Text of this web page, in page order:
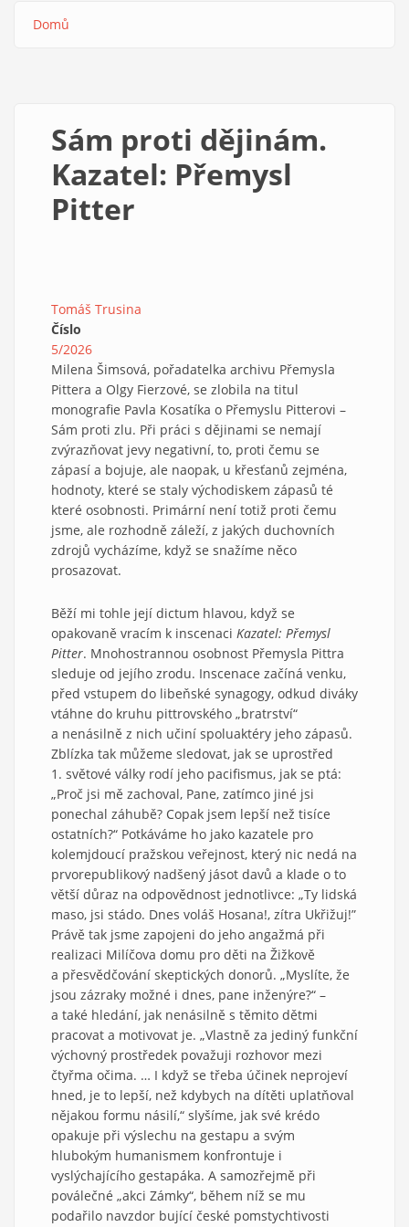
Domů
Sám proti dějinám.
Kazatel: Přemysl
Pitter
Tomáš Trusina
Číslo
5/2026
Milena Šimsová, pořadatelka archivu Přemysla
Pittera a Olgy Fierzové, se zlobila na titul
monografie Pavla Kosatíka o Přemyslu Pitterovi –
Sám proti zlu. Při práci s dějinami se nemají
zvýrazňovat jevy negativní, to, proti čemu se
zápasí a bojuje, ale naopak, u křesťanů zejména,
hodnoty, které se staly východiskem zápasů té
které osobnosti. Primární není totiž proti čemu
jsme, ale rozhodně záleží, z jakých duchovních
zdrojů vycházíme, když se snažíme něco
prosazovat.
Běží mi tohle její dictum hlavou, když se
opakovaně vracím k inscenaci Kazatel: Přemysl
Pitter. Mnohostrannou osobnost Přemysla Pittra
sleduje od jejího zrodu. Inscenace začíná venku,
před vstupem do libeňské synagogy, odkud diváky
vtáhne do kruhu pittrovského „bratrství“
a nenásilně z nich učiní spoluaktéry jeho zápasů.
Zblízka tak můžeme sledovat, jak se uprostřed
1. světové války rodí jeho pacifismus, jak se ptá:
„Proč jsi mě zachoval, Pane, zatímco jiné jsi
ponechal záhubě? Copak jsem lepší než tisíce
ostatních?“ Potkáváme ho jako kazatele pro
kolemjdoucí pražskou veřejnost, který nic nedá na
prvorepublikový nadšený jásot davů a klade o to
větší důraz na odpovědnost jednotlivce: „Ty lidská
maso, jsi stádo. Dnes voláš Hosana!, zítra Ukřižuj!”
Právě tak jsme zapojeni do jeho angažmá při
realizaci Milíčova domu pro děti na Žižkově
a přesvědčování skeptických donorů. „Myslíte, že
jsou zázraky možné i dnes, pane inženýre?“ –
a také hledání, jak nenásilně s těmito dětmi
pracovat a motivovat je. „Vlastně za jediný funkční
výchovný prostředek považuji rozhovor mezi
čtyřma očima. … I když se třeba účinek neprojeví
hned, je to lepší, než kdybych na dítěti uplatňoval
nějakou formu násilí,“ slyšíme, jak své krédo
opakuje při výslechu na gestapu a svým
hlubokým humanismem konfrontuje i
vyslýchajícího gestapáka. A samozřejmě při
poválečné „akci Zámky“, během níž se mu
podařilo navzdor bující české pomstychtivosti